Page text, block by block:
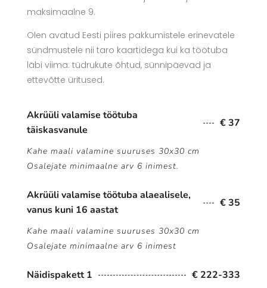
maksimaalne 9.
Olen avatud Eesti piires pakkumistele erinevatele
sündmustele nii taro kaartidega kui ka töötuba
läbi viima: tüdrukute õhtud, sünnipäevad ja
ettevõtte üritused.
Akrüüli valamise töötuba
täiskasvanule
€ 37
Kahe maali valamine suuruses 30x30 cm
Osalejate minimaalne arv 6 inimest.
Akrüüli valamise töötuba alaealisele,
vanus kuni 16 aastat
€ 35
Kahe maali valamine suuruses 30x30 cm
Osalejate minimaalne arv 6 inimest
Näidispakett 1 € 222-333